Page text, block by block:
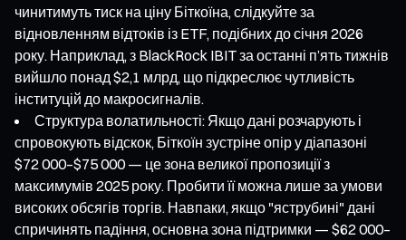
чинитимуть тиск на ціну Біткоїна, слідкуйте за
відновленням відтоків із ETF, подібних до січня 2026
року. Наприклад, з BlackRock IBIT за останні п’ять тижнів
вийшло понад $2,1 млрд, що підкреслює чутливість
інституцій до макросигналів.
Структура волатильності: Якщо дані розчарують і
спровокують відскок, Біткоїн зустріне опір у діапазоні
$72 000–$75 000 — це зона великої пропозиції з
максимумів 2025 року. Пробити її можна лише за умови
високих обсягів торгів. Навпаки, якщо "яструбині" дані
спричинять падіння, основна зона підтримки — $62 000–